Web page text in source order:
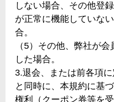
しない場合、その他登
が正常に機能していな
合。
（5）その他、弊社が
した場合。
3.退会、または前各項
と同時に、本規約に基
権利（クーポン券等を